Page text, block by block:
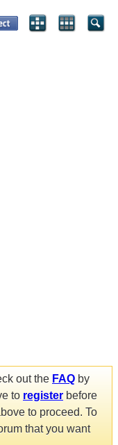
out the FAQ by
to register before
to proceed. To
that you want